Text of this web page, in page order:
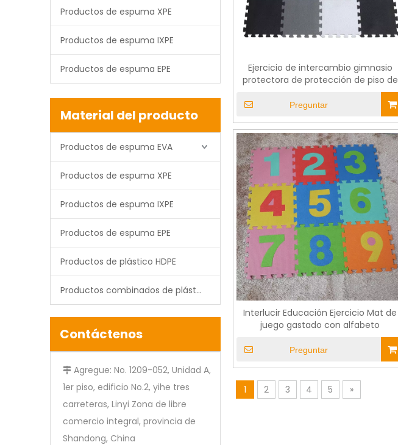
Productos de espuma XPE
Productos de espuma IXPE
Productos de espuma EPE
Material del producto
Productos de espuma EVA
Productos de espuma XPE
Productos de espuma IXPE
Productos de espuma EPE
Productos de plástico HDPE
Productos combinados de plástico
Contáctenos
 Agregue: No. 1209-052, Unidad A,
1er piso, edificio No.2, yihe tres
carreteras, Linyi Zona de libre
comercio integral, provincia de
Shandong, China
Ejercicio de intercambio gimnasio
protectora de protección de piso de
Preguntar
Interlucir Educación Ejercicio Mat de
juego gastado con alfabeto
Preguntar
1 2 3 4 5 »